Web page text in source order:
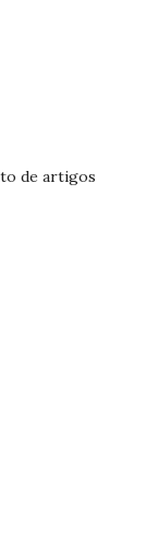
de artigos